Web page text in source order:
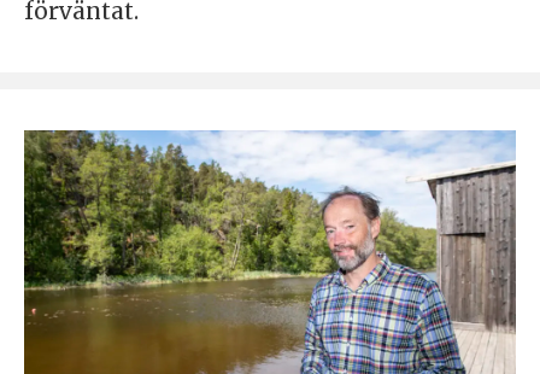
förväntat.